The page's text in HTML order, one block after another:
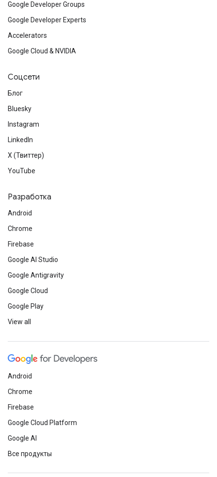
Google Developer Groups
Google Developer Experts
Accelerators
Google Cloud & NVIDIA
Соцсети
Блог
Bluesky
Instagram
LinkedIn
X (Твиттер)
YouTube
Разработка
Android
Chrome
Firebase
Google AI Studio
Google Antigravity
Google Cloud
Google Play
View all
Android
Chrome
Firebase
Google Cloud Platform
Google AI
Все продукты